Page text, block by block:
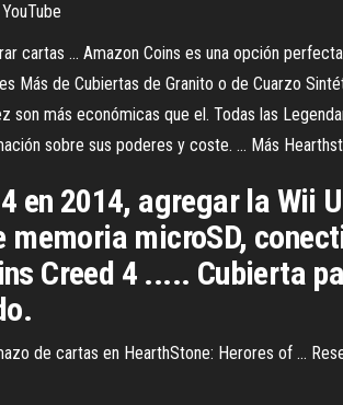
cartas ... Amazon Coins es una opción
Más de Cubiertas de Granito o de Cuarzo
son más económicas que el. Todas las
sobre sus poderes y coste. ... Más
en 2014, agregar la
memoria microSD,
Creed 4 ..... Cubierta
de cartas en HearthStone: Herores of ...